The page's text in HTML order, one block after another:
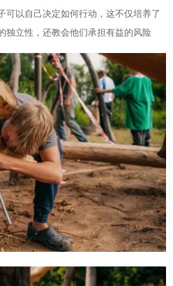
可以自己决定如何行动，这不仅培养了
独立性，还教会他们承担有益的风险